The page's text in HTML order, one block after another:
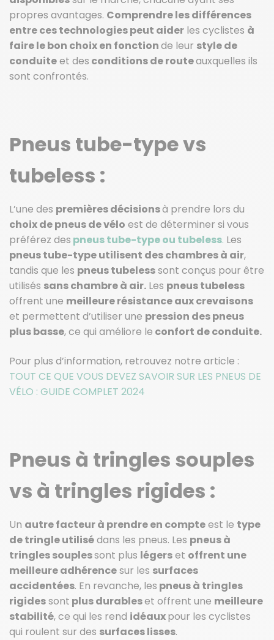
propres avantages. Comprendre les différences
entre ces technologies peut aider les cyclistes à
faire le bon choix en fonctionde leur style de
conduiteet des conditions de routeauxquelles ils
sont confrontés.
Pneus tube-type vs
tubeless :
L’une des premières décisionsà prendre lors du
choix de pneus de vélo est de déterminer si vous
préférez des pneus tube-type ou tubeless. Les
pneus tube-type utilisent des chambres à air,
tandis que les pneus tubelesssont conçus pour être
utilisés sans chambre à air. Les pneus tubeless
offrent une meilleure résistance aux crevaisons
et permettent d’utiliser une pression des pneus
plus basse, ce qui améliore le confort de conduite.
Pour plus d’information, retrouvez notre article :
TOUT CE QUE VOUS DEVEZ SAVOIR SUR LES PNEUS DE
VÉLO : GUIDE COMPLET 2024
Pneus à tringles souples
vs à tringles rigides :
Un autre facteur à prendre en compteest le type
de tringle utilisédans les pneus. Les pneus à
tringles souplessont plus légerset offrent une
meilleure adhérencesur les surfaces
accidentées. En revanche, les pneus à tringles
rigidessont plus durableset offrent une meilleure
stabilité, ce qui les rend idéauxpour les cyclistes
qui roulent sur des surfaces lisses.